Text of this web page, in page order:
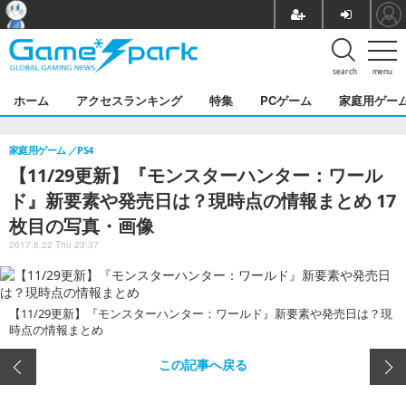
menu
search
ホーム アクセスランキング 特集 PCゲーム 家庭用ゲー
【11/29更新】『モンスターハンター：ワール
ド』新要素や発売日は？現時点の情報まとめ 17
枚目の写真・画像
家庭用ゲーム PS4
2017.6.22 Thu 23:37
【11/29更新】『モンスターハンター：ワールド』新要素や発売日は？現
時点の情報まとめ
この記事へ戻る